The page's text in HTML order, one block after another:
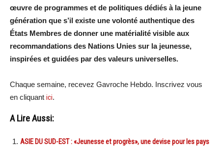
œuvre de programmes et de politiques dédiés à la jeune
génération que s’il existe une volonté authentique des
États Membres de donner une matérialité visible aux
recommandations des Nations Unies sur la jeunesse,
inspirées et guidées par des valeurs universelles.
Chaque semaine, recevez Gavroche Hebdo. Inscrivez vous
en cliquant ici.
A Lire Aussi:
ASIE DU SUD-EST : «Jeunesse et progrès», une devise pour les pays